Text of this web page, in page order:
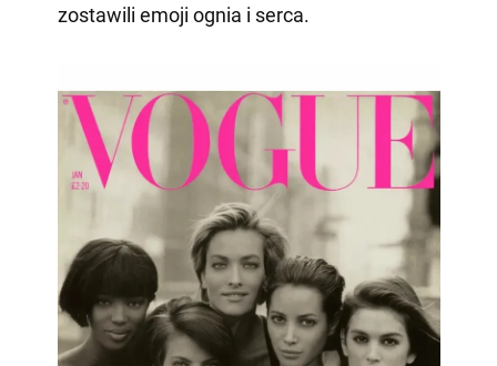
zostawili emoji ognia i serca.